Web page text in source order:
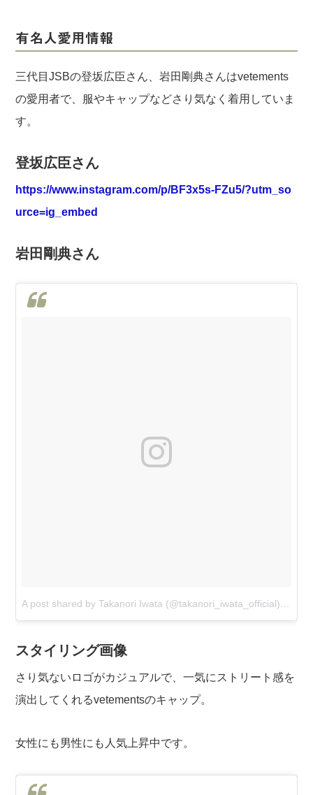
有名人愛用情報
三代目JSBの登坂広臣さん、岩田剛典さんはvetements
の愛用者で、服やキャップなどさり気なく着用していま
す。
登坂広臣さん
https://www.instagram.com/p/BF3x5s-FZu5/?utm_so
urce=ig_embed
岩田剛典さん
A post shared by Takanori Iwata (@takanori_iwata_official)
on
スタイリング画像
さり気ないロゴがカジュアルで、一気にストリート感を
演出してくれるvetementsのキャップ。
女性にも男性にも人気上昇中です。